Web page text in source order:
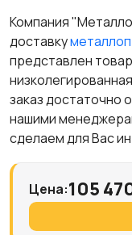
Компания
доставку
представлен
заказ достаточно
нашими
сделаем для Вас
Цена:105